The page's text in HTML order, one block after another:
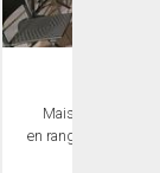
Maison
en rangée